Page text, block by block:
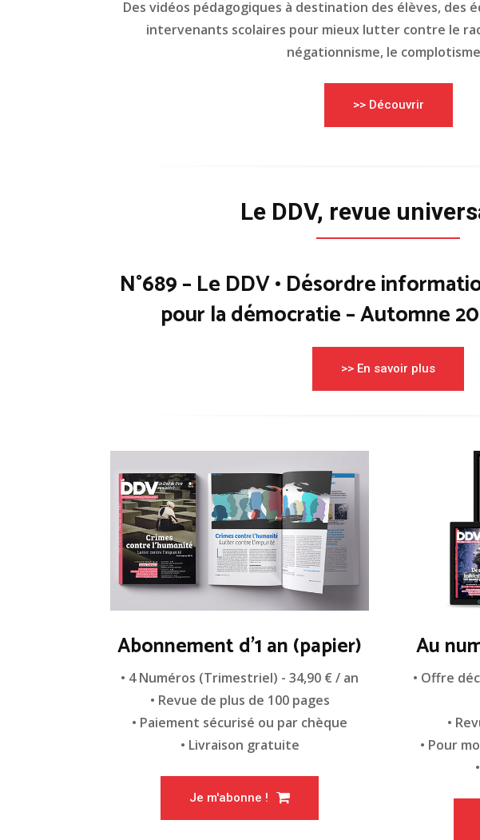
Des vidéos pédagogiques à destination des élèves, des
intervenants scolaires pour mieux lutter contre le
négationnisme, le
>> Découvrir
Le DDV, revue
N°689 – Le DDV • Désordre
pour la démocratie – Automne
>> En savoir plus
Abonnement d'1 an (papier)
• 4 Numéros (Trimestriel) - 34,90 € / an
• Revue de plus de 100 pages
• Paiement sécurisé ou par chèque
• Livraison gratuite
Je m'abonne !
Au
• Offre
•
• Pour